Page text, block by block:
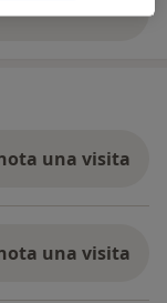
una visita
una visita